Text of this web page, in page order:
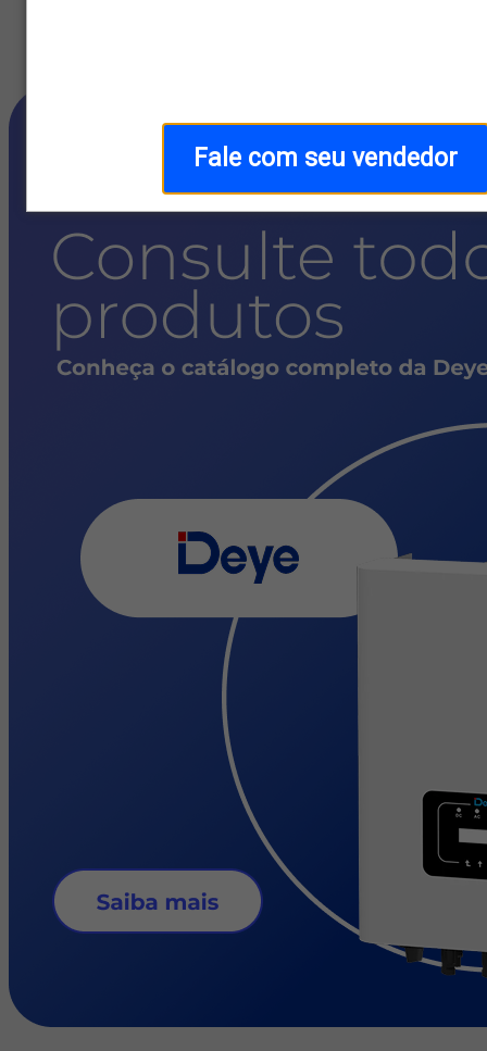
Fale com seu vendedor